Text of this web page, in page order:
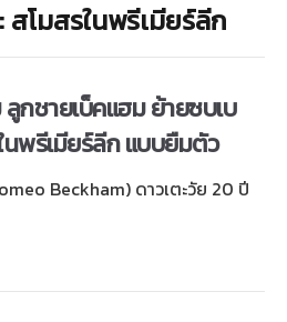
โมสรในพรีเมียร์ลีก
ลูกชายเบ็คแฮม ย้ายซบเบ
พรีเมียร์ลีก แบบยืมตัว
Beckham) ดาวเตะวัย 20 ปี